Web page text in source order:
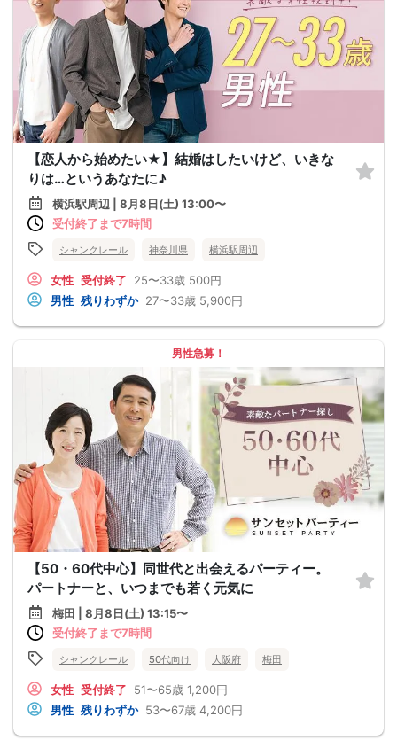
【恋人から始めたい★】結婚はしたいけど、いきな
りは…というあなたに♪
横浜駅周辺 | 8月8日(土) 13:00〜
受付終了まで7時間
シャンクレール 神奈川県 横浜駅周辺
女性 受付終了 25〜33歳 500円
男性 残りわずか 27〜33歳 5,900円
男性急募！
【50・60代中心】同世代と出会えるパーティー。
パートナーと、いつまでも若く元気に
梅田 | 8月8日(土) 13:15〜
受付終了まで7時間
シャンクレール 50代向け 大阪府 梅田
女性 受付終了 51〜65歳 1,200円
男性 残りわずか 53〜67歳 4,200円